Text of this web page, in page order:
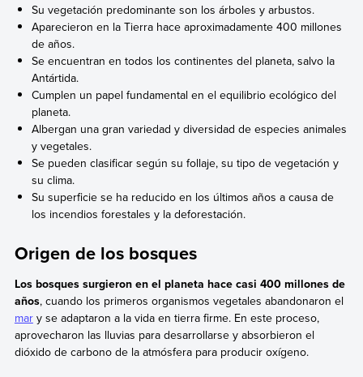
Su vegetación predominante son los árboles y arbustos.
Aparecieron en la Tierra hace aproximadamente 400 millones
de años.
Se encuentran en todos los continentes del planeta, salvo la
Antártida.
Cumplen un papel fundamental en el equilibrio ecológico del
planeta.
Albergan una gran variedad y diversidad de especies animales
y vegetales.
Se pueden clasificar según su follaje, su tipo de vegetación y
su clima.
Su superficie se ha reducido en los últimos años a causa de
los incendios forestales y la deforestación.
Origen de los bosques
Los bosques surgieron en el planeta hace casi 400 millones de
años, cuando los primeros organismos vegetales abandonaron el
mary se adaptaron a la vida en tierra firme. En este proceso,
aprovecharon las lluvias para desarrollarse y absorbieron el
dióxido de carbono de la atmósfera para producir oxígeno.